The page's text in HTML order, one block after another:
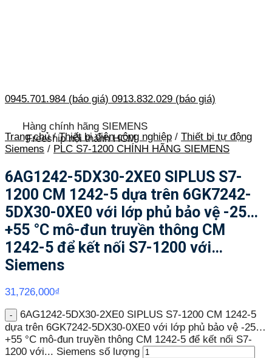
0945.701.984 (báo giá) 0913.832.029 (báo giá)
Hàng chính hãng SIEMENS
Freeship nội thành HCM
Trang chủ / Thiết bị điện công nghiệp / Thiết bị tự động
Siemens / PLC S7-1200 CHÍNH HÃNG SIEMENS
6AG1242-5DX30-2XE0 SIPLUS S7-
1200 CM 1242-5 dựa trên 6GK7242-
5DX30-0XE0 với lớp phủ bảo vệ -25…
+55 °C mô-đun truyền thông CM
1242-5 để kết nối S7-1200 với…
Siemens
31,726,000₫
6AG1242-5DX30-2XE0 SIPLUS S7-1200 CM 1242-5
dựa trên 6GK7242-5DX30-0XE0 với lớp phủ bảo vệ -25…
+55 °C mô-đun truyền thông CM 1242-5 để kết nối S7-
1200 với... Siemens số lượng